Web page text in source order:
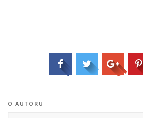
O AUTORU